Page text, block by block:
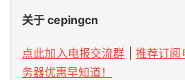
关于 cepingcn
点此加入电报交流群
推荐订阅
务器优惠早知道！